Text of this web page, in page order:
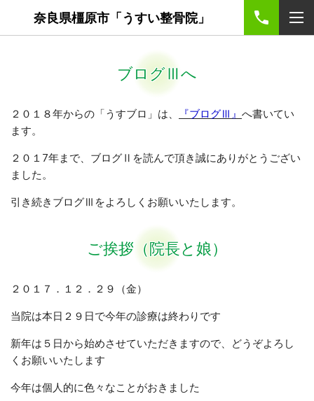
奈良県橿原市「うすい整骨院」
ブログⅢへ
２０１８年からの「うすブロ」は、 『ブログⅢ』 へ書いてい
ます。
２０１7年まで、ブログⅡを読んで頂き誠にありがとうござい
ました。
引き続きブログⅢをよろしくお願いいたします。
ご挨拶（院長と娘）
２０１７．１２．２９（金）
当院は本日２９日で今年の診療は終わりです
新年は５日から始めさせていただきますので、どうぞよろし
くお願いいたします
今年は個人的に色々なことがおきました